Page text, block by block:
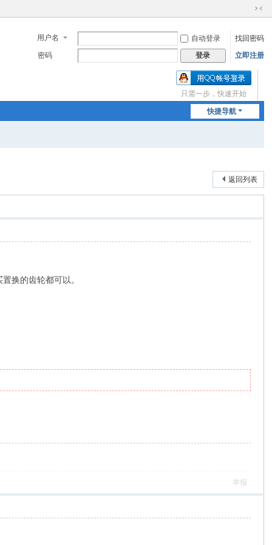
切
到
窄
用户名 自动登录
找回密码
密码
登录 立即注册
只需一步，快速开始
快捷导航
返回列表
换的齿轮都可以。
举报